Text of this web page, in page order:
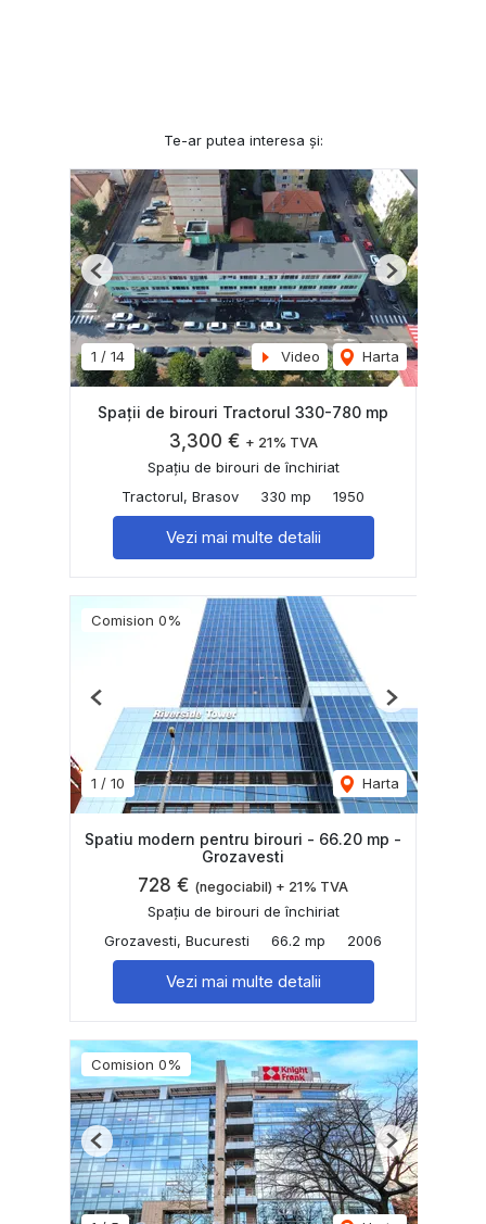
Te-ar putea interesa și:
1 / 14 Video Harta
Previous Next
Spații de birouri Tractorul 330-780 mp
3,300 € + 21% TVA
Spațiu de birouri de închiriat
Tractorul, Brasov
330 mp 1950
Vezi mai multe detalii
Comision 0%
1 / 10 Harta
Previous Next
Spatiu modern pentru birouri - 66.20 mp -
Grozavesti
728 € (negociabil) + 21% TVA
Spațiu de birouri de închiriat
Grozavesti, Bucuresti
66.2 mp 2006
Vezi mai multe detalii
Comision 0%
Previous Next